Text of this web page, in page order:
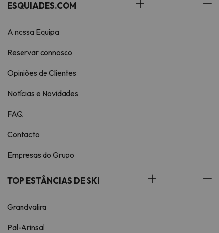
ESQUIADES.COM
A nossa Equipa
Reservar connosco
Opiniões de Clientes
Notícias e Novidades
FAQ
Contacto
Empresas do Grupo
TOP ESTÂNCIAS DE SKI
Grandvalira
Pal-Arinsal